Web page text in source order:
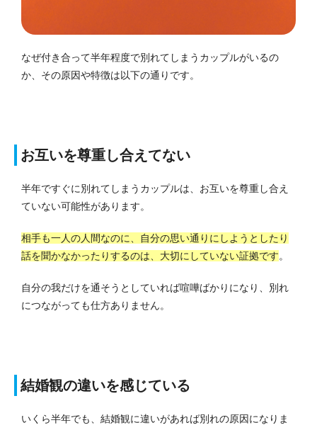
なぜ付き合って半年程度で別れてしまうカップルがいるの
か、その原因や特徴は以下の通りです。
お互いを尊重し合えてない
半年ですぐに別れてしまうカップルは、お互いを尊重し合え
ていない可能性があります。
相手も一人の人間なのに、自分の思い通りにしようとしたり
話を聞かなかったりするのは、大切にしていない証拠です。
自分の我だけを通そうとしていれば喧嘩ばかりになり、別れ
につながっても仕方ありません。
結婚観の違いを感じている
いくら半年でも、結婚観に違いがあれば別れの原因になりま